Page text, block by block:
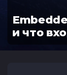
и что